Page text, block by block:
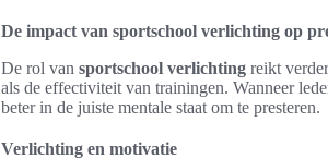
De impact van sportschool verlichting op
De rol van sportschool verlichting reikt
als de effectiviteit van trainingen. Wanneer
beter in de juiste mentale staat om te presteren.
Verlichting en motivatie